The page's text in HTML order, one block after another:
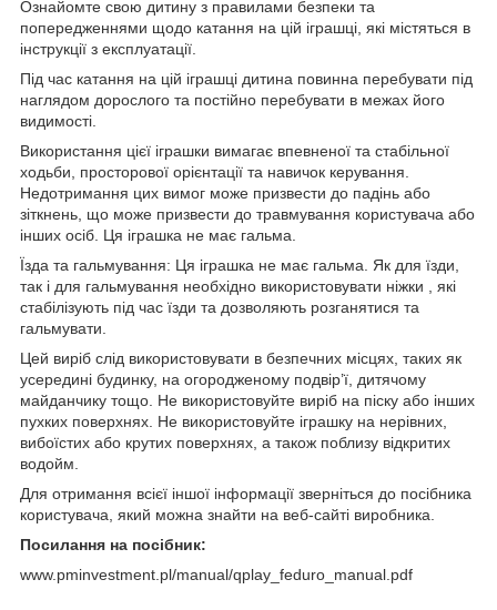
Ознайомте свою дитину з правилами безпеки та
попередженнями щодо катання на цій іграшці, які містяться в
інструкції з експлуатації.
Під час катання на цій іграшці дитина повинна перебувати під
наглядом дорослого та постійно перебувати в межах його
видимості.
Використання цієї іграшки вимагає впевненої та стабільної
ходьби, просторової орієнтації та навичок керування.
Недотримання цих вимог може призвести до падінь або
зіткнень, що може призвести до травмування користувача або
інших осіб. Ця іграшка не має гальма.
Їзда та гальмування: Ця іграшка не має гальма. Як для їзди,
так і для гальмування необхідно використовувати ніжки , які
стабілізують під час їзди та дозволяють розганятися та
гальмувати.
Цей виріб слід використовувати в безпечних місцях, таких як
усередині будинку, на огородженому подвір’ї, дитячому
майданчику тощо. Не використовуйте виріб на піску або інших
пухких поверхнях. Не використовуйте іграшку на нерівних,
вибоїстих або крутих поверхнях, а також поблизу відкритих
водойм.
Для отримання всієї іншої інформації зверніться до посібника
користувача, який можна знайти на веб-сайті виробника.
Посилання на посібник:
www.pminvestment.pl/manual/qplay_feduro_manual.pdf